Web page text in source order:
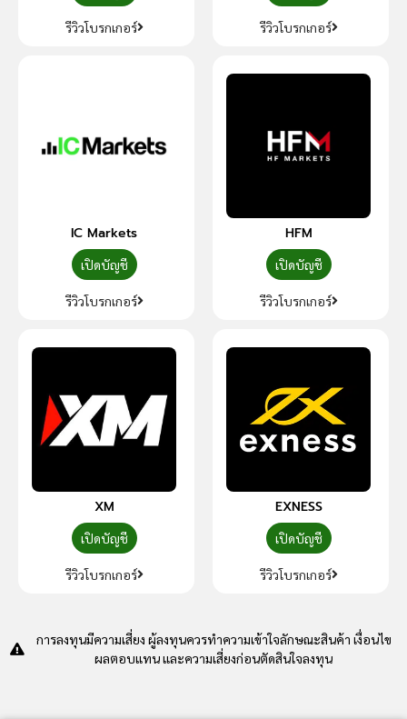
รีวิวโบรกเกอร์ รีวิวโบรกเกอร์
IC Markets
เปิดบัญชี
รีวิวโบรกเกอร์
HFM
เปิดบัญชี
รีวิวโบรกเกอร์
XM
เปิดบัญชี
รีวิวโบรกเกอร์
EXNESS
เปิดบัญชี
รีวิวโบรกเกอร์
การลงทุนมีความเสี่ยง ผู้ลงทุนควรทำความเข้าใจลักษณะสินค้า เงื่อนไข
ผลตอบแทน และความเสี่ยงก่อนตัดสินใจลงทุน